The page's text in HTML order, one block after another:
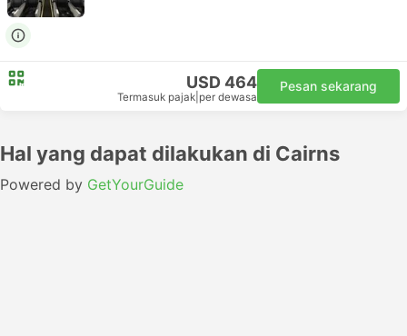
USD 464
Termasuk pajak per dewasa
Pesan sekarang
Hal yang dapat dilakukan di Cairns
Powered by GetYourGuide